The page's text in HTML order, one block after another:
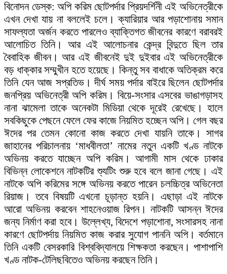
বিনোদন ডেস্ক: অপি করিম ছোটপর্দার প্রিয়দর্শিনী এই অভিনেত্রীকে
এখন দেখা যায় না বললেই চলে। ক্যারিয়ার আর পড়াশোনায় সমান
সাফল্যতা অর্জন করতে পারলেও ব্যাক্তিগত জীবনের কারণে বরাবরই
আলোচিত তিনি। আর এই আলোচনার কেন্দ্র বিন্দুতে ছিল তার
বৈবাহিক জীবন। আর এই জীবনেই দুই দুইবার এই অভিনেত্রীকে
বড় ধাক্কার সম্মুখীন হতে হয়েছে। কিন্তু সব বাধাকে অতিক্রম করে
তিনি যেন আজ সপ্রতিভ। দীর্ঘ সময় পর্দার বাইরে ছিলেন ছোটপর্দার
জনপ্রিয় অভিনেত্রী অপি করিম। বিয়ে-সংসার এসবের ভাঙাগড়াসহ
নানা ঝামেলা তাকে অনেকটা মিডিয়া থেকে দূরেই রেখেছে। হালে
সবকিছুকে পেছনে ফেলে ফের কাজে নিয়মিত হচ্ছেন অপি। গেল বছর
ঈদের পর তেমন কোনো কাজ করতে দেখা যায়নি তাকে। সাগর
জাহানের পরিচালনায় ‘মাধবীলতা’ নামের নতুন একটি খণ্ড নাটকে
অভিনয় করতে যাচ্ছেন অপি করিম। আগামী মাস থেকে ঢাকার
বিভিন্ন লোকেশনে নাটকটির শ্যুটিং শুরু হবে বলে জানা গেছে। এই
নাটকে অপি করিমের সঙ্গে অভিনয় করতে পারেন চলচ্চিত্র অভিনেতা
রিয়াজ। তবে বিষয়টি এখনো চূড়ান্ত হয়নি। এছাড়া এই নাটকে
আরো অভিনয় করবেন শাহনেওয়াজ রিপন। নাটকটি আসন্ন ঈদের
জন্য নির্মাণ করা হবে। উল্লেখ্য, বিদেশে পড়াশোনা, সংসারসহ নানা
কারণে ছোটপর্দায় নিয়মিত কাজ করার সুযোগ পাননি অপি। বর্তমানে
তিনি একটি বেসরকারি বিশ্ববিদ্যালয়ে শিক্ষকতা করছেন। পাশাপাশি
খণ্ড নাটক-টেলিছবিতেও অভিনয় করছেন তিনি।